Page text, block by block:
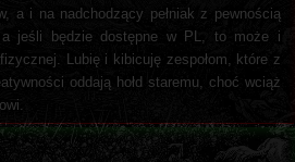
a i na nadchodzący pełniak z pewnością
a jeśli będzie dostępne w PL, to może i
Lubię i kibicuję zespołom, które z
oddają hołd staremu, choć wciąż